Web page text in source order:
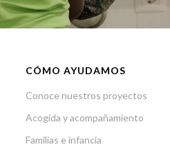
CÓMO AYUDAMOS
Conoce nuestros proyectos
Acogida y acompañamiento
Familias e infancia